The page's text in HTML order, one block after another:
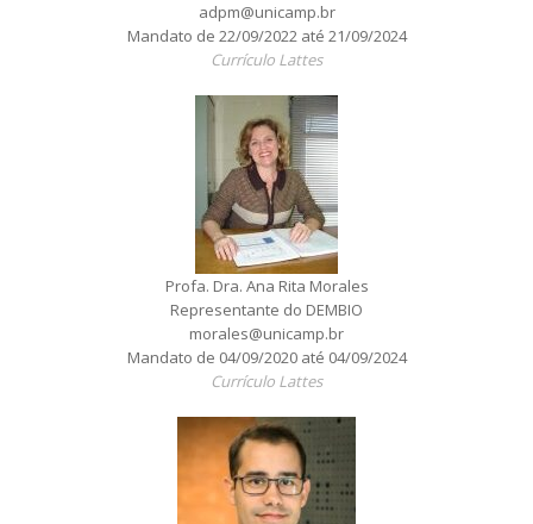
adpm@unicamp.br
Mandato de 22/09/2022 até 21/09/2024
Currículo Lattes
Profa. Dra. Ana Rita Morales
Representante do DEMBIO
morales@unicamp.br
Mandato de 04/09/2020 até 04/09/2024
Currículo Lattes